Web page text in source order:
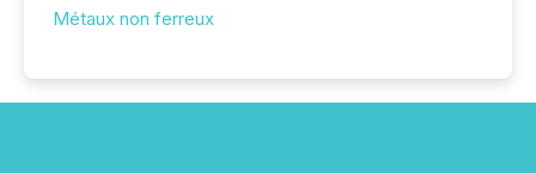
Métaux non ferreux